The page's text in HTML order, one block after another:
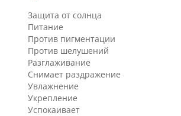
Защита от солнца
Питание
Против пигментации
Против шелушений
Разглаживание
Снимает раздражение
Увлажнение
Укрепление
Успокаивает